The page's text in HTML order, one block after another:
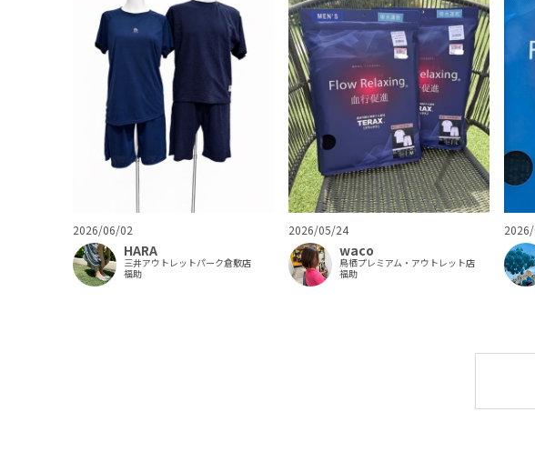
2026/06/02
HARA
三井アウトレットパーク倉敷店
福助
2026/05/24
waco
鳥栖プレミアム・アウトレット店
福助